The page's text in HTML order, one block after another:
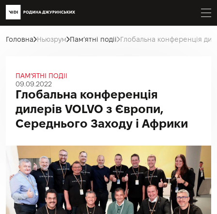
Головна Ньюзрум Пам’ятні подіі Глобальна конференція
ПАМ’ЯТНІ ПОДІІ
09.09.2022
Глобальна конференція
дилерів VOLVO з Європи,
Середнього Заходу і Африки